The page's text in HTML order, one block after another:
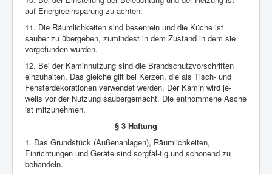
auf Energieeinsparung zu achten.
11. Die Räumlichkeiten sind besenrein und die Küche ist
sauber zu übergeben, zumindest in dem Zustand in dem sie
vorgefunden wurden.
12. Bei der Kaminnutzung sind die Brandschutzvorschriften
einzuhalten. Das gleiche gilt bei Kerzen, die als Tisch- und
Fensterdekorationen verwendet werden. Der Kamin wird je-
weils vor der Nutzung saubergemacht. Die entnommene Asche
ist mitzunehmen.
§ 3 Haftung
1. Das Grundstück (Außenanlagen), Räumlichkeiten,
Einrichtungen und Geräte sind sorgfäl-tig und schonend zu
behandeln.